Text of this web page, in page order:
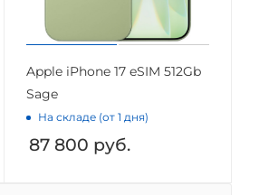
Apple iPhone 17 eSIM 512Gb
Sage
На складе (от 1 дня)
87 800 руб.